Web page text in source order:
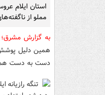
استان ایلام
مملو از
به گزارش مشرق؛
همین دلیل پوشش
دست به دست هم